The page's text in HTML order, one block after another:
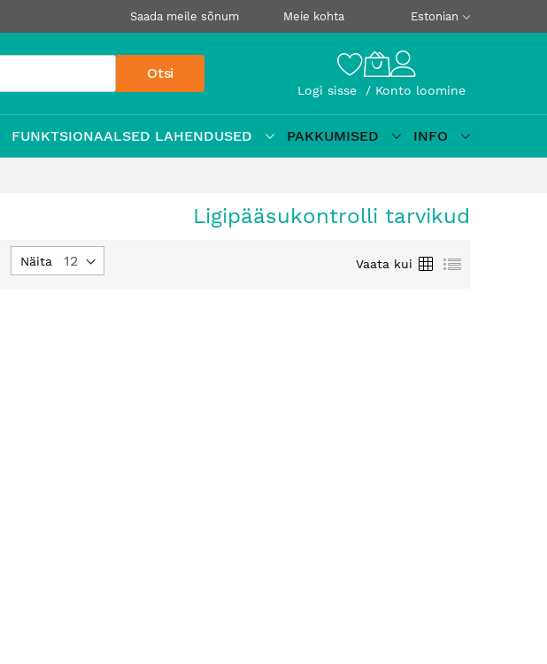
Saada meile sõnum Meie kohta Estonian
Otsi
Logi sisse Konto loomine
FUNKTSIONAALSED LAHENDUSED PAKKUMISED
INFO
Ligipääsukontrolli tarvikud
Näita Vaata kui
Ruudustik
Loetelu